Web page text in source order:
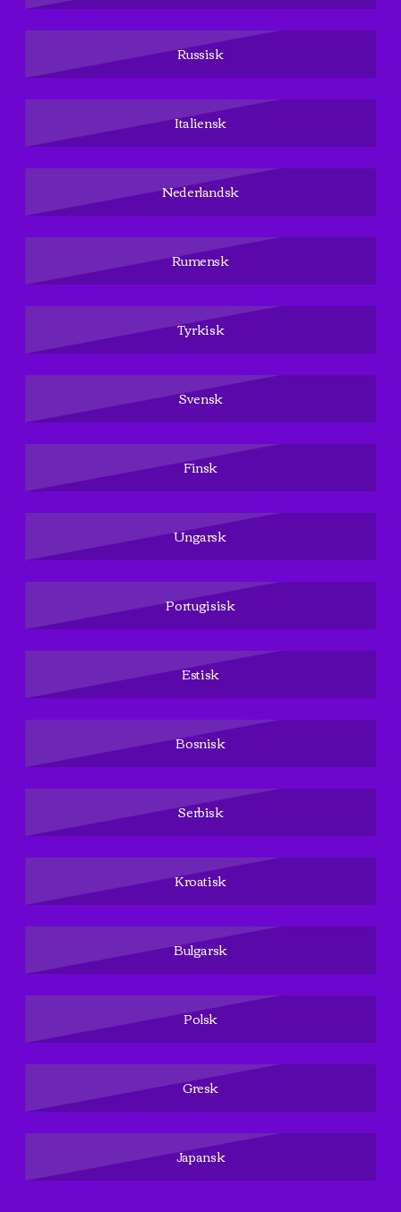
Russisk
Italiensk
Nederlandsk
Rumensk
Tyrkisk
Svensk
Finsk
Ungarsk
Portugisisk
Estisk
Bosnisk
Serbisk
Kroatisk
Bulgarsk
Polsk
Gresk
Japansk